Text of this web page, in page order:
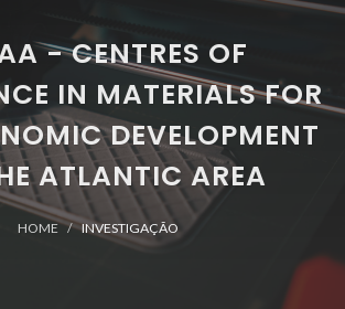
- CENTRES OF
IN MATERIALS FOR
DEVELOPMENT
ATLANTIC AREA
HOME INVESTIGAÇÃO